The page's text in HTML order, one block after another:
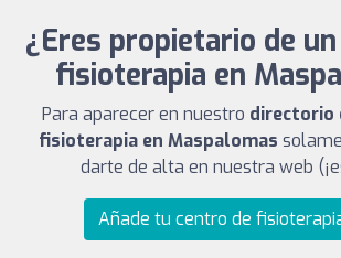
¿Eres propietario de
fisioterapia en
Para aparecer en nuestro directorio
fisioterapia en Maspalomas
darte de alta en nuestra web
Añade tu centro de